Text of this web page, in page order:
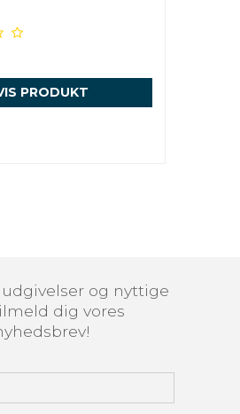
PRODUKT
udgivelser og nyttige
dig vores